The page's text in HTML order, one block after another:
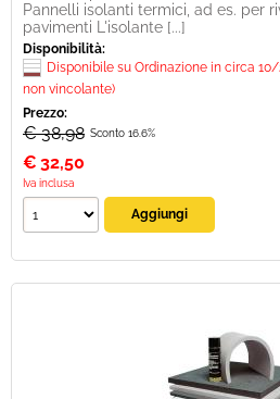
Pannelli isolanti termici, ad es. per
pavimenti L'isolante [...]
Disponibilità:
Disponibile su Ordinazione in circa
non vincolante)
Prezzo:
€ 38,98 Sconto 16.6%
€ 32,50
Iva inclusa